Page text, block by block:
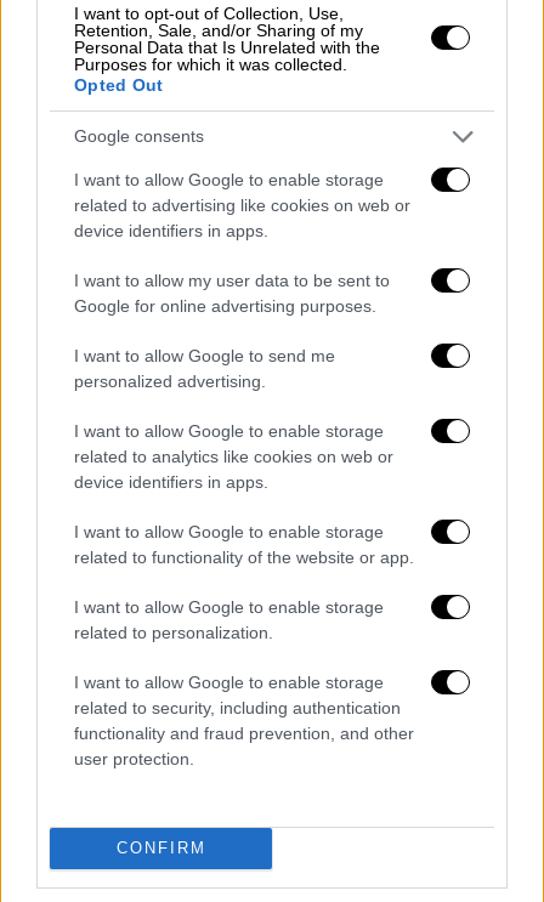
I want to opt-out of Collection, Use,
Retention, Sale, and/or Sharing of my
Personal Data that Is Unrelated with the
Purposes for which it was collected.
Opted Out
Google consents
I want to allow Google to enable storage
related to advertising like cookies on web or
device identifiers in apps.
I want to allow my user data to be sent to
Google for online advertising purposes.
I want to allow Google to send me
personalized advertising.
I want to allow Google to enable storage
related to analytics like cookies on web or
device identifiers in apps.
I want to allow Google to enable storage
related to functionality of the website or app.
I want to allow Google to enable storage
related to personalization.
I want to allow Google to enable storage
related to security, including authentication
functionality and fraud prevention, and other
user protection.
CONFIRM
Ήταν 20 Μαΐου του 1927 όταν ο Λίντμπεργκ
πάνω από τη Νέα Σκωτία, τη Νέα Γη, πάνω
από το νότιο άκρο της
Αγγλίας και στη συνεχεία, παρότι
καταβεβλημένος, πέταξε πάνω από τη Μάγχη
και τη Γαλλία.
Λίγο μετά τις 10 το βράδυ το μονοπλάνο του
αμερικανού αεροπόρου πέταγε πάνω από το
Λίντμπεργκ δεν μπορούσε να εξηγήσει τι
ήταν όλο εκείνο το κυκλοφοριακό χάος που
έβλεπε στους δρόμους γύρω από το
αεροδρόμιο. Μόνο όταν άγγιξε το έδαφος
αντιλήφθηκε ότι εκατο¬ντάδες γάλλοι
ανέμεναν σε κατάσταση υστερίας τον ήρωα